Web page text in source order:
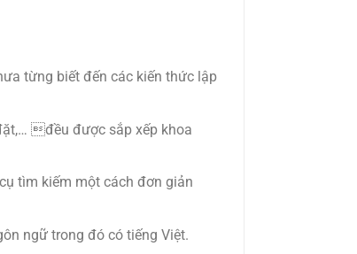
từng biết đến các kiến thức lập
đều được sắp xếp khoa
tìm kiếm một cách đơn giản
ngữ trong đó có tiếng Việt.